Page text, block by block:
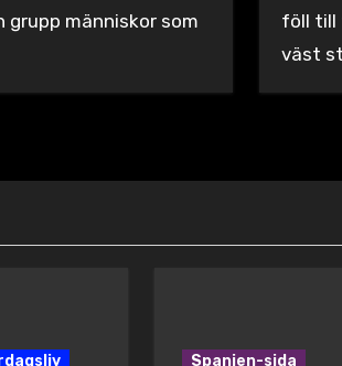
grupp människor som
föll till
väst
Spanien-sida